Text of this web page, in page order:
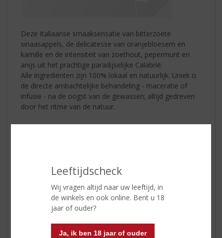
Leeftijdscheck
Wij vragen altijd naar uw leeftijd, in
de winkels en ook online. Bent u 18
jaar of ouder?
Ja, ik ben 18 jaar of ouder
Deze Italiaanse smaaksensatie van bitterzoete
sinaasappels, de delicatesse van oranjebloesem en
kamille en de intensiteit van zoethout, pepermunt en
anijs uit het prachtige paradijselijke Calabrië.
Alle ingrediënten zijn 100% lokaal en natuurlijk. Uniek is
de directe ambachtelijke behandeling - maceratie of
infusie - na de oogst van de gewassen; altijd gedreven
door het ritme van de natuur.
Kruidenlikeur
Geniet ijskoud vande meest geliefde uit Italië!